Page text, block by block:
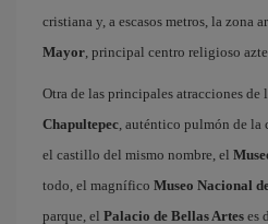
cristiana y, a escasos metros, la zona
Mayor, principal centro religioso
Otra de las principales atracciones de
Chapultepec, auténtico pulmón de la
el castillo del mismo nombre, el
todo, el magnífico Museo Nacional
parque, el Palacio de Bellas Artes es